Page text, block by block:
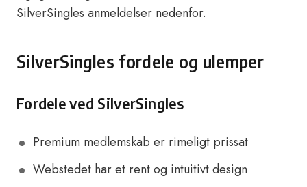
SilverSingles anmeldelser nedenfor.
SilverSingles fordele og ulemper
Fordele ved SilverSingles
Premium medlemskab er rimeligt prissat
Webstedet har et rent og intuitivt design